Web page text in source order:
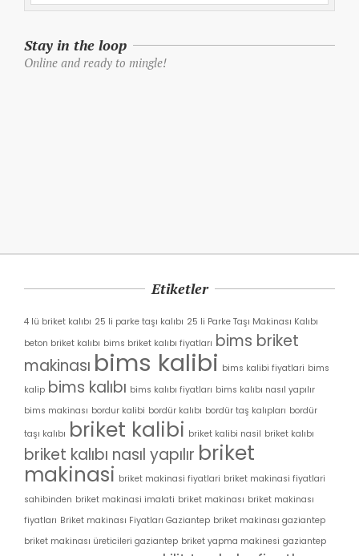
Stay in the loop
Online and ready to mingle!
Etiketler
4 lü briket kalıbı 25 li parke taşı kalıbı 25 li Parke Taşı Makinası Kalıbı
beton briket kalıbı bims briket kalıbı fiyatları bims briket
makinası bims kalibi bims kalibi fiyatlari bims
kalip bims kalıbı bims kalıbı fiyatları bims kalıbı nasıl yapılır
bims makinası bordur kalibi bordür kalıbı bordür taş kalıpları bordür
taşı kalıbı briket kalibi briket kalibi nasil briket kalıbı
briket kalıbı nasıl yapılır briket
makinasi briket makinasi fiyatlari briket makinasi fiyatlari
sahibinden briket makinasi imalati briket makinası briket makinası
fiyatları Briket makinası Fiyatları Gaziantep briket makinası gaziantep
briket makinası üreticileri gaziantep briket yapma makinesi gaziantep